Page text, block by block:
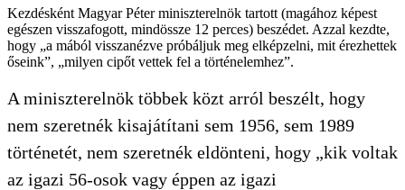
Kezdésként Magyar Péter miniszterelnök tartott (magához képest
egészen visszafogott, mindössze 12 perces) beszédet. Azzal kezdte,
hogy „a mából visszanézve próbáljuk meg elképzelni, mit érezhettek
őseink”, „milyen cipőt vettek fel a történelemhez”.
A miniszterelnök többek közt arról beszélt, hogy
nem szeretnék kisajátítani sem 1956, sem 1989
történetét, nem szeretnék eldönteni, hogy „kik voltak
az igazi 56-osok vagy éppen az igazi